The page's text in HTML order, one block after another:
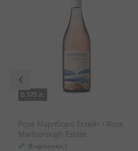
0.375 л.
Розе Марлборо Естейт / Rose
Marlborough Estate
В наличност